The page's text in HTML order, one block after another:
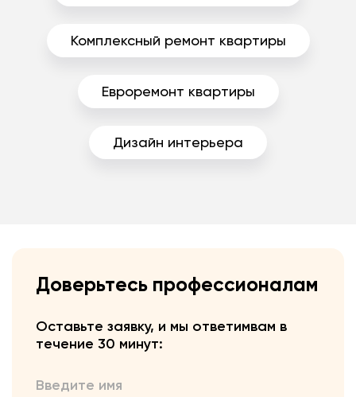
Комплексный ремонт квартиры
Евроремонт квартиры
Дизайн интерьера
Доверьтесь профессионалам
Оставьте заявку, и мы ответимвам в
течение 30 минут:
Введите имя